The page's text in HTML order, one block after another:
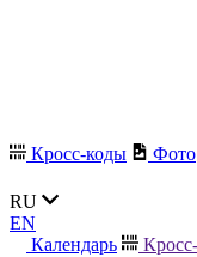
Кросс-коды Фото
RU
EN
Календарь